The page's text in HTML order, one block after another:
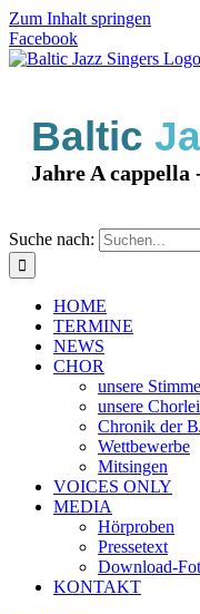
Zum Inhalt springen
Facebook
Baltic
Jahre A cappella
Suche nach:
HOME
TERMINE
NEWS
CHOR
unsere
unsere
Chronik der
Wettbewerbe
Mitsingen
VOICES ONLY
MEDIA
Hörproben
Pressetext
Download-
KONTAKT